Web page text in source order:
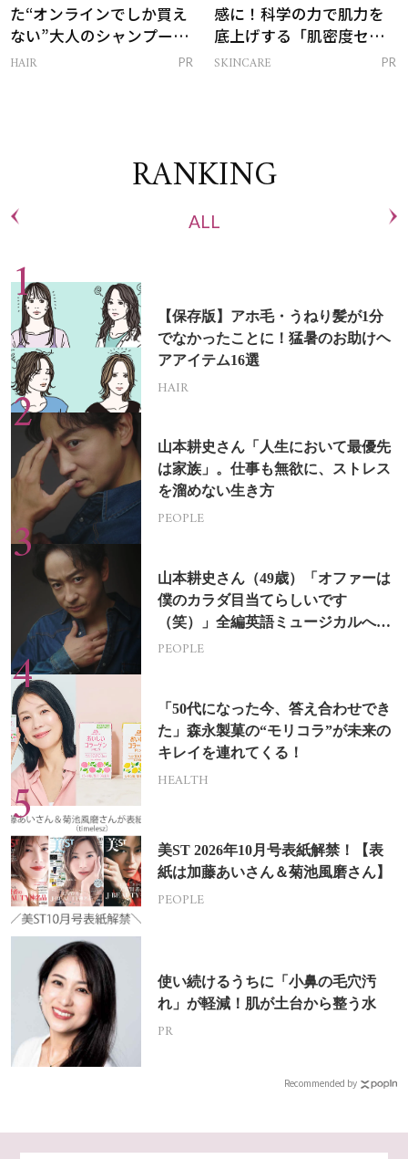
た“オンラインでしか買え
ない”大人のシャンプー＆
トリートメントって？
HAIR PR
感に！科学の力で肌力を
底上げする「肌密度セラ
ム」
SKINCARE PR
RANKING
ALL
【保存版】アホ毛・うねり髪が1分
でなかったことに！猛暑のお助けヘ
アアイテム16選
HAIR
山本耕史さん「人生において最優先
は家族」。仕事も無欲に、ストレス
を溜めない生き方
PEOPLE
山本耕史さん（49歳）「オファーは
僕のカラダ目当てらしいです
（笑）」全編英語ミュージカルへの
挑戦
PEOPLE
「50代になった今、答え合わせでき
た」森永製菓の“モリコラ”が未来の
キレイを連れてくる！
HEALTH
美ST 2026年10月号表紙解禁！【表
紙は加藤あいさん＆菊池風磨さん】
PEOPLE
使い続けるうちに「小鼻の毛穴汚
れ」が軽減！肌が土台から整う水
PR
Recommended by